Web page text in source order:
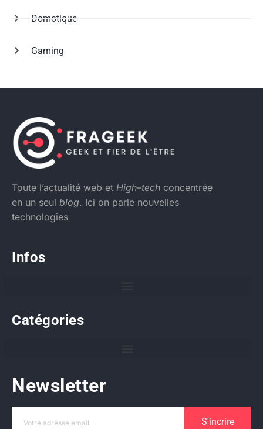
Domotique
Gaming
Toute l’actualité web et High–tech concentrée
en un seul blog. Ici on parle nouvelles
technologies
Infos
Catégories
Newsletter
S'incrire